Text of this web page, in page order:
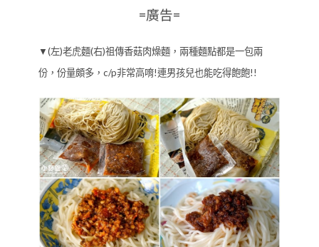
=廣告=
▼(左)老虎麵(右)祖傳香菇肉燥麵，兩種麵點都是一包兩
份，份量頗多，c/p非常高唷!連男孩兒也能吃得飽飽!!